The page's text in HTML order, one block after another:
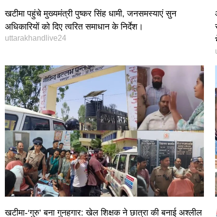
खटीमा पहुंचे मुख्यमंत्री पुष्कर सिंह धामी, जनसमस्याएं सुन
अधिकारियों को दिए त्वरित समाधान के निर्देश।
uttarakhandlive24
खटीमा-‘गुरु’ बना गुनहगार: खेल शिक्षक ने छात्रा की बनाई अश्लील